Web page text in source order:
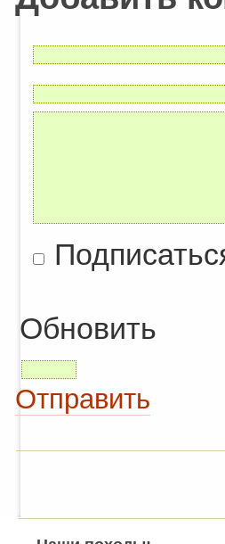
Обновить
Отправить